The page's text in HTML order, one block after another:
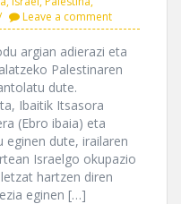
Leave a comment
argian adierazi eta
Palestinaren
dute.
Ibaitik Itsasora
(Ebro ibaia) eta
eginen dute, irailaren
Israelgo okupazio
hartzen diren
eginen […]